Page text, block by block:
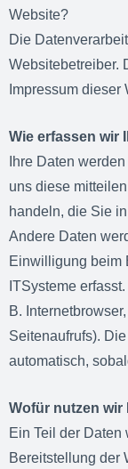
Website?
Die
Websitebetreiber.
Impressum dieser
Wie erfassen wir
Ihre Daten
uns diese
handeln, die Sie
Andere Daten
Einwilligung beim
ITSysteme
B.
Seitenaufrufs).
automatisch,
Wofür nutzen wir
Ein Teil der
Bereitstellung der